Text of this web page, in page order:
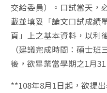
交給委員）。口試當天，
載並填妥「論文口試成績
頁」上之基本資料，以利
（建議完成時間：碩士
後，欲畢業當學期之1月31
**108年8月1日起，欲提